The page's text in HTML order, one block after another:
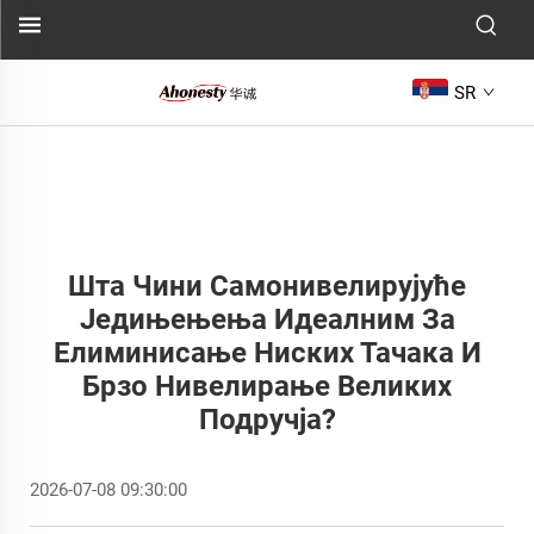
SR
Шта Чини Самонивелирујуће
Једињењења Идеалним За
Елиминисање Ниских Тачака И
Брзо Нивелирање Великих
Подручја?
2026-07-08 09:30:00